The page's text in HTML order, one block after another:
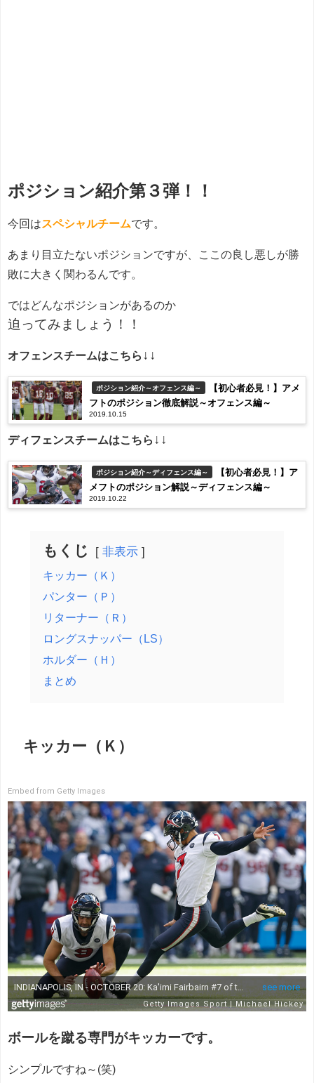
ポジション紹介第３弾！！
今回はスペシャルチームです。
あまり目立たないポジションですが、ここの良し悪しが勝
敗に大きく関わるんです。
ではどんなポジションがあるのか
迫ってみましょう！！
オフェンスチームはこちら ↓↓
ポジション紹介～オフェンス編～
【初心者必見！】アメ
フトのポジション徹底解説～オフェンス編～
2019.10.15
ディフェンスチームはこちら ↓↓
ポジション紹介～ディフェンス編～
【初心者必見！】ア
メフトのポジション解説～ディフェンス編～
2019.10.22
もくじ 非表示
キッカー（Ｋ）
パンター（Ｐ）
リターナー（Ｒ）
ロングスナッパー（LS）
ホルダー（Ｈ）
まとめ
キッカー（Ｋ）
Embed from Getty Images
ボールを蹴る専門がキッカーです。
シンプルですね～(笑)